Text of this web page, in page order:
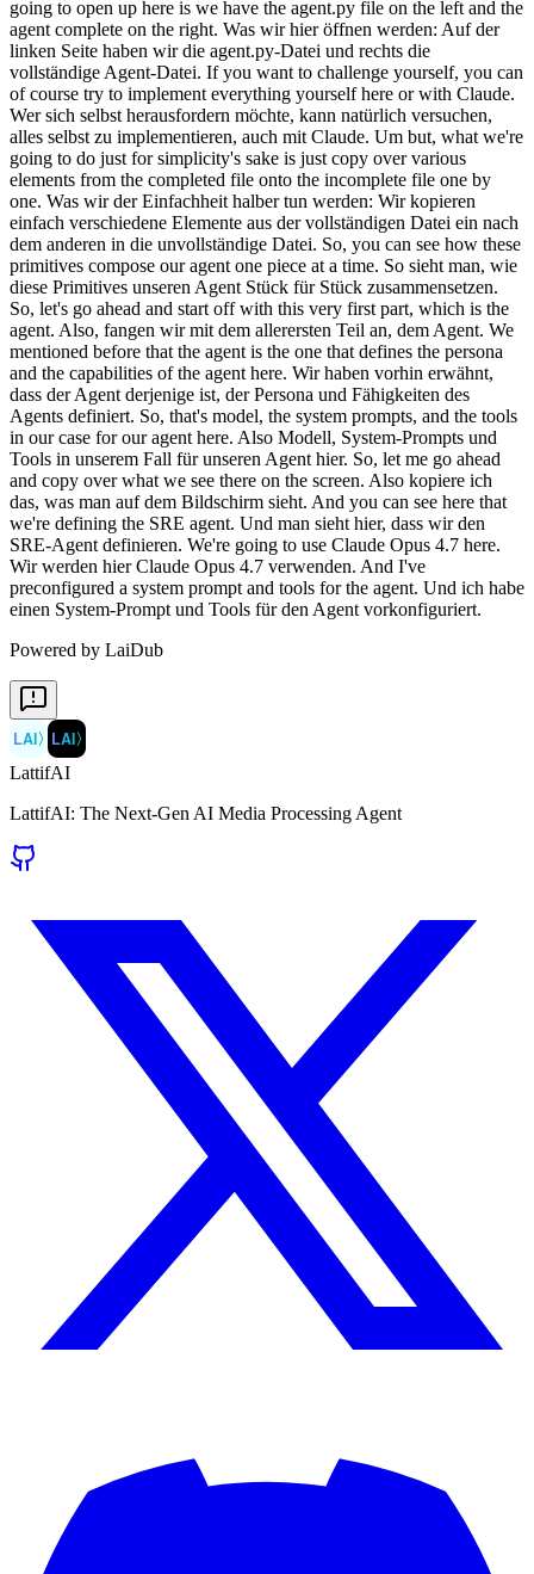
Powered by LaiDub
LAI〉 LAI〉
LattifAI
LattifAI: The Next-Gen AI Media Processing Agent